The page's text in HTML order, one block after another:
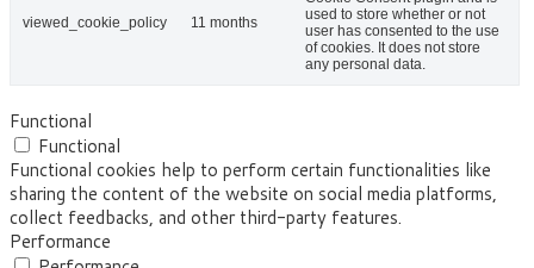
viewed_cookie_policy 11 months
used to store whether or not
user has consented to the use
of cookies. It does not store
any personal data.
Functional
Functional
Functional cookies help to perform certain functionalities like
sharing the content of the website on social media platforms,
collect feedbacks, and other third-party features.
Performance